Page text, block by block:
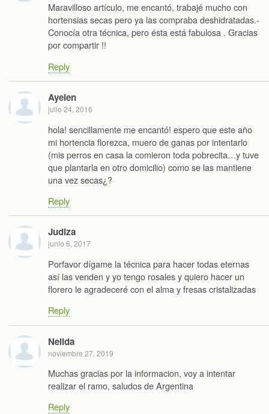
Maravilloso artículo, me encantó, trabajé mucho con
hortensias secas pero ya las compraba deshidratadas.-
Conocía otra técnica, pero ésta está fabulosa . Gracias
por compartir !!
Reply
Ayelen
julio 24, 2016
hola! sencillamente me encantó! espero que este año
mi hortencia florezca, muero de ganas por intentarlo
(mis perros en casa la comieron toda pobrecita…y tuve
que plantarla en otro domicilio) como se las mantiene
una vez secas¿?
Reply
Judiza
junio 6, 2017
Porfavor dígame la técnica para hacer todas eternas
así las venden y yo tengo rosales y quiero hacer un
florero le agradeceré con el alma y fresas cristalizadas
Reply
Nelida
noviembre 27, 2019
Muchas gracias por la informacion, voy a intentar
realizar el ramo, saludos de Argentina
Reply